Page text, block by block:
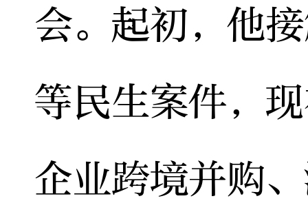
会。起初，他
等民生案件，
企业跨境并购